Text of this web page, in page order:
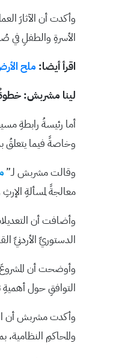
وأكدت أن الآثارَ
الأسرةِ والطفلِ في
اقرأ أيضا:ملح
لينا مشربش: خطوةٌ
أما رئيسةُ رابطةِ
وخاصةً فيما يتعلقُ
وقالت مشربش لـ”
معالجةً لمسألةِ الإرثِ
وأضافت أن
الدستوريِّ الأردنيِّ
وأوضحت أن
التوافقِ حول أهميةِ
وأكدت مشربش أن
والمحاكمِ